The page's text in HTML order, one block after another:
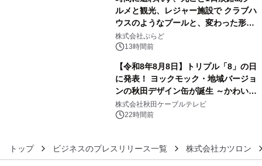
ルメと観光、レジャー施設で クラブハ
ウスのようなプールと、変わった形の
サウナも 「THE BOXY AWAJI」のお
得な素泊まり連泊プランで
株式会社ぷらど
13時間前
【令和8年8月8日】トリプル「8」の日
に発表！ ヨックモック・地域バージョ
ンの秋田デザイン缶が誕生 ～かわいい
秋田犬の子犬と秋田の四季と名所を巡
るパッケージ～ 9月1日(火)秋田県内で
株式会社秋田ケーブルテレビ
22時間前
トップ ビジネスのプレスリリース一覧 株式会社カツロン